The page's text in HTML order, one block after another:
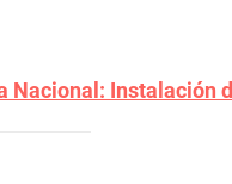
Nacional: